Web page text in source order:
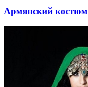
Армянский костюм